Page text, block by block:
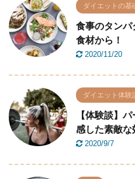
ダイエットの基
食事のタンパ
食材から！
2020/11/20
ダイエット体験
【体験談】
感した素敵な
2020/9/7